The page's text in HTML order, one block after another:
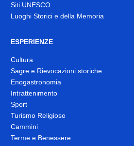
Siti UNESCO
Luoghi Storici e della Memoria
ESPERIENZE
Cultura
Sagre e Rievocazioni storiche
Enogastronomia
Intrattenimento
Sport
Turismo Religioso
Cammini
Terme e Benessere